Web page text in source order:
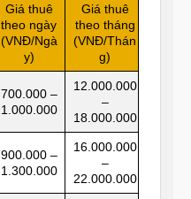
Giá thuê
theo ngày
(VNĐ/Ngà
y)
Giá thuê
theo tháng
(VNĐ/Thán
g)
700.000 –
1.000.000
12.000.000
–
18.000.000
900.000 –
1.300.000
16.000.000
–
22.000.000